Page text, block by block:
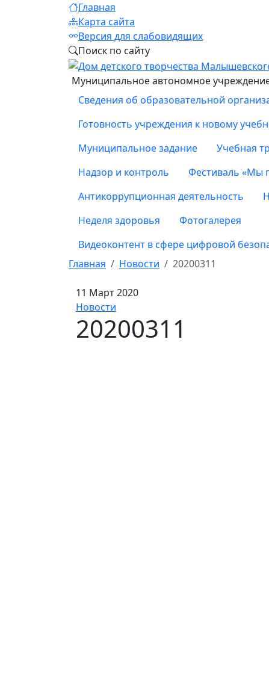
Главная
Карта сайта
Версия для слабовидящих
Поиск по сайту
Муниципальное автономное
Сведения об образовательной
Готовность учреждения к новому
Муниципальное задание
Учебная
Надзор и контроль
Фестиваль «Мы
Антикоррупционная деятельность
Неделя здоровья
Фотогалерея
Видеоконтент в сфере цифровой
Главная
Новости 20200311
11 Март 2020
Новости
20200311